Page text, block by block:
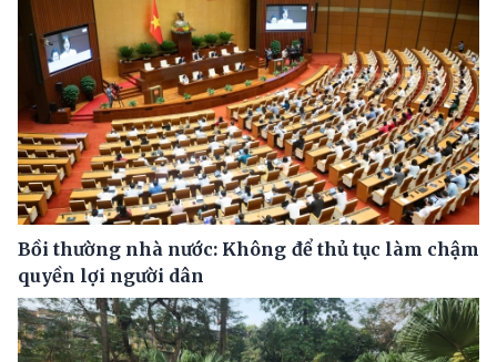
Bồi thường nhà nước: Không để thủ tục làm chậm
quyền lợi người dân